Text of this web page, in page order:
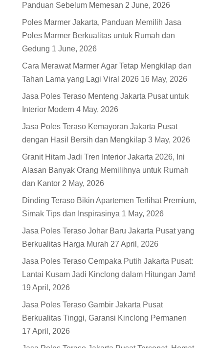
Panduan Sebelum Memesan 2 June, 2026
Poles Marmer Jakarta, Panduan Memilih Jasa
Poles Marmer Berkualitas untuk Rumah dan
Gedung 1 June, 2026
Cara Merawat Marmer Agar Tetap Mengkilap dan
Tahan Lama yang Lagi Viral 2026 16 May, 2026
Jasa Poles Teraso Menteng Jakarta Pusat untuk
Interior Modern 4 May, 2026
Jasa Poles Teraso Kemayoran Jakarta Pusat
dengan Hasil Bersih dan Mengkilap 3 May, 2026
Granit Hitam Jadi Tren Interior Jakarta 2026, Ini
Alasan Banyak Orang Memilihnya untuk Rumah
dan Kantor 2 May, 2026
Dinding Teraso Bikin Apartemen Terlihat Premium,
Simak Tips dan Inspirasinya 1 May, 2026
Jasa Poles Teraso Johar Baru Jakarta Pusat yang
Berkualitas Harga Murah 27 April, 2026
Jasa Poles Teraso Cempaka Putih Jakarta Pusat:
Lantai Kusam Jadi Kinclong dalam Hitungan Jam!
19 April, 2026
Jasa Poles Teraso Gambir Jakarta Pusat
Berkualitas Tinggi, Garansi Kinclong Permanen
17 April, 2026